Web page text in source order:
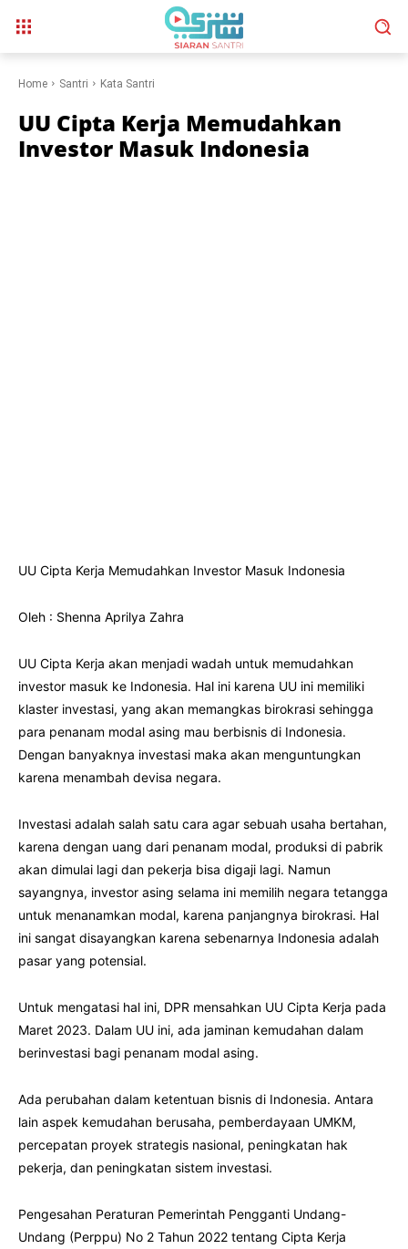
Home Santri Kata Santri
UU Cipta Kerja Memudahkan
Investor Masuk Indonesia
UU Cipta Kerja Memudahkan Investor Masuk Indonesia
Oleh : Shenna Aprilya Zahra
UU Cipta Kerja akan menjadi wadah untuk memudahkan
investor masuk ke Indonesia. Hal ini karena UU ini memiliki
klaster investasi, yang akan memangkas birokrasi sehingga
para penanam modal asing mau berbisnis di Indonesia.
Dengan banyaknya investasi maka akan menguntungkan
karena menambah devisa negara.
Investasi adalah salah satu cara agar sebuah usaha bertahan,
karena dengan uang dari penanam modal, produksi di pabrik
akan dimulai lagi dan pekerja bisa digaji lagi. Namun
sayangnya, investor asing selama ini memilih negara tetangga
untuk menanamkan modal, karena panjangnya birokrasi. Hal
ini sangat disayangkan karena sebenarnya Indonesia adalah
pasar yang potensial.
Untuk mengatasi hal ini, DPR mensahkan UU Cipta Kerja pada
Maret 2023. Dalam UU ini, ada jaminan kemudahan dalam
berinvestasi bagi penanam modal asing.
Ada perubahan dalam ketentuan bisnis di Indonesia. Antara
lain aspek kemudahan berusaha, pemberdayaan UMKM,
percepatan proyek strategis nasional, peningkatan hak
pekerja, dan peningkatan sistem investasi.
Pengesahan Peraturan Pemerintah Pengganti Undang-
Undang (Perppu) No 2 Tahun 2022 tentang Cipta Kerja